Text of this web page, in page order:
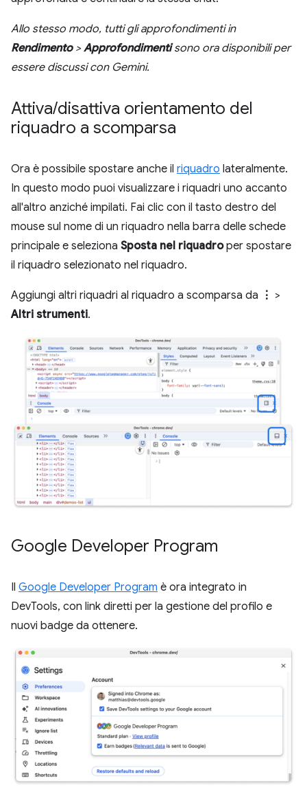
Allo stesso modo, tutti gli approfondimenti in
Rendimento>Approfondimentisono ora disponibili per
essere discussi con Gemini.
Attiva/disattiva orientamento del
riquadro a scomparsa
Ora è possibile spostare anche il riquadro lateralmente.
In questo modo puoi visualizzare i riquadri uno accanto
all'altro anziché impilati. Fai clic con il tasto destro del
mouse sul nome di un riquadro nella barra delle schede
principale e seleziona Sposta nel riquadroper spostare
il riquadro selezionato nel riquadro.
Aggiungi altri riquadri al riquadro a scomparsa da ⋮ >
Altri strumenti.
Google Developer Program
Il Google Developer Program è ora integrato in
DevTools, con link diretti per la gestione del profilo e
nuovi badge da ottenere.